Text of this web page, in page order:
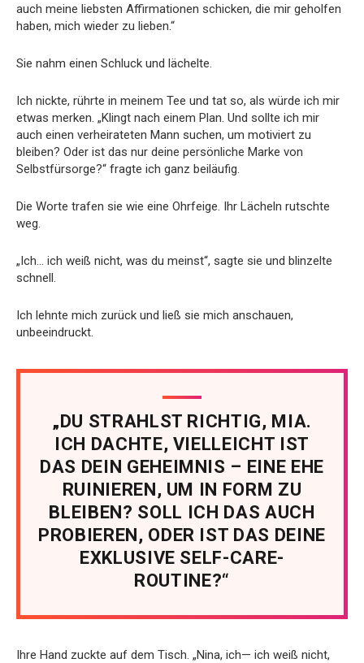
auch meine liebsten Affirmationen schicken, die mir geholfen
haben, mich wieder zu lieben.“
Sie nahm einen Schluck und lächelte.
Ich nickte, rührte in meinem Tee und tat so, als würde ich mir
etwas merken. „Klingt nach einem Plan. Und sollte ich mir
auch einen verheirateten Mann suchen, um motiviert zu
bleiben? Oder ist das nur deine persönliche Marke von
Selbstfürsorge?“ fragte ich ganz beiläufig.
Die Worte trafen sie wie eine Ohrfeige. Ihr Lächeln rutschte
weg.
„Ich… ich weiß nicht, was du meinst“, sagte sie und blinzelte
schnell.
Ich lehnte mich zurück und ließ sie mich anschauen,
unbeeindruckt.
„DU STRAHLST RICHTIG, MIA.
ICH DACHTE, VIELLEICHT IST
DAS DEIN GEHEIMNIS – EINE EHE
RUINIEREN, UM IN FORM ZU
BLEIBEN? SOLL ICH DAS AUCH
PROBIEREN, ODER IST DAS DEINE
EXKLUSIVE SELF-CARE-
ROUTINE?“
Ihre Hand zuckte auf dem Tisch. „Nina, ich— ich weiß nicht,